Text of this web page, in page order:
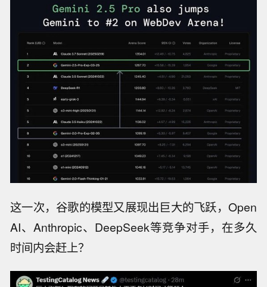
这一次，谷歌的模型又展现出巨大的飞跃，Open
AI、Anthropic、DeepSeek等竞争对手，在多久
时间内会赶上？